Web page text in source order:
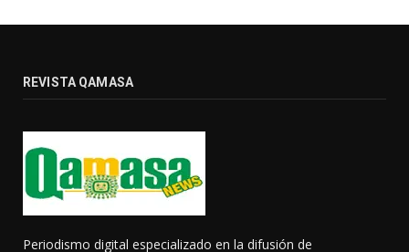
REVISTA QAMASA
Periodismo digital especializado en la difusión de